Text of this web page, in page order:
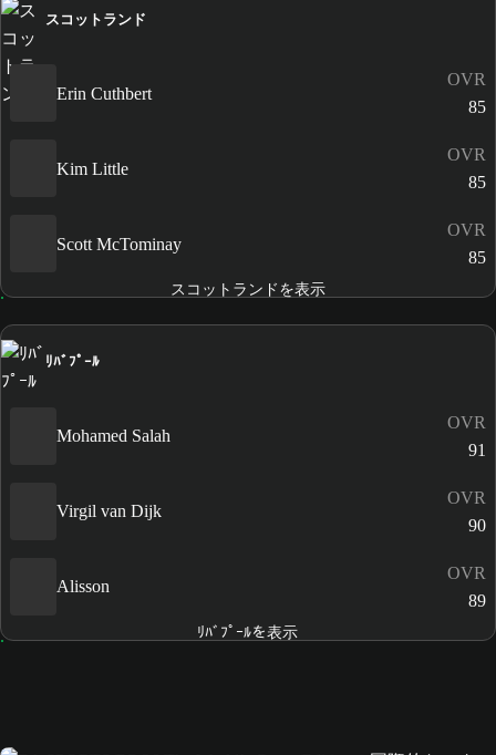
スコットランド
Erin Cuthbert
OVR
85
Kim Little
OVR
85
Scott McTominay
OVR
85
スコットランドを表示
ﾘﾊﾞﾌﾟｰﾙ
Mohamed Salah
OVR
91
Virgil van Dijk
OVR
90
Alisson
OVR
89
ﾘﾊﾞﾌﾟｰﾙを表示